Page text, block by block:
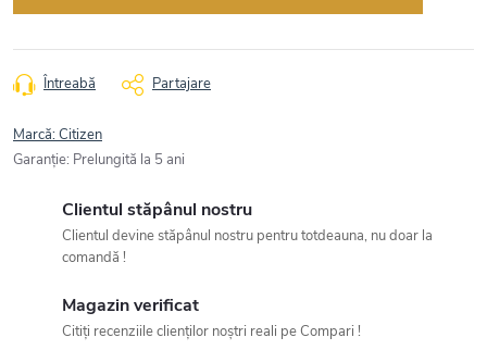
Întreabă Partajare
Marcă:Citizen
Garanţie: Prelungită la 5 ani
Clientul stăpânul nostru
Clientul devine stăpânul nostru pentru totdeauna, nu doar la
comandă !
Magazin verificat
Citiți recenziile clienților noștri reali pe Compari !